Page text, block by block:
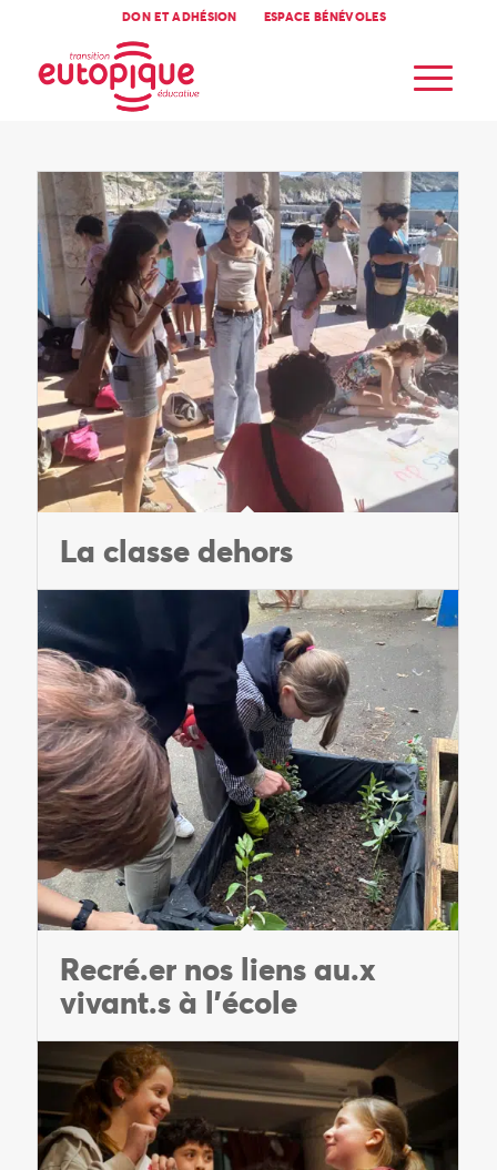
DON ET ADHÉSION ESPACE BÉNÉVOLES
La classe dehors
Recré.er nos liens au.x
vivant.s à l’école